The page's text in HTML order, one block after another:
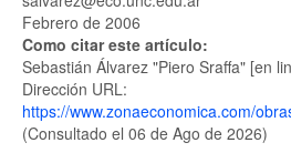
Febrero de 2006
Como citar este artículo:
Sebastián Álvarez "Piero Sraffa" [en
Dirección URL:
https://www.zonaeconomica.com/
(Consultado el 06 de Ago de 2026)